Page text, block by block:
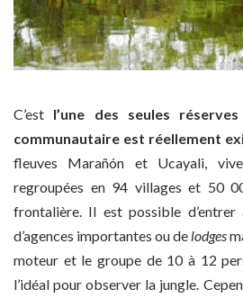
C’est l’une des seules
communautaire est réellement
fleuves Marañón et Ucayali,
regroupées en 94 villages et 50
frontalière. Il est possible
d’agences importantes ou de lodges
moteur et le groupe de 10 à 12
l’idéal pour observer la jungle.